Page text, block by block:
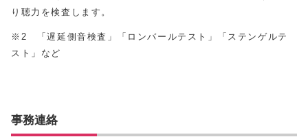
り聴力を検査します。
※2 「遅延側音検査」「ロンバールテスト」「ステンゲルテ
スト」など
事務連絡